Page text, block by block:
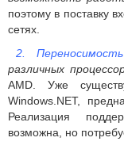
поэтому в поставку
сетях.
2.
различных
AMD. Уже
Windows.NET,
Реализация
возможна, но